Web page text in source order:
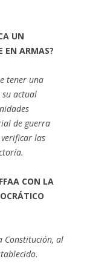
UN
EN ARMAS?
tener una
actual
de guerra
las
CON LA
Constitución, al
.